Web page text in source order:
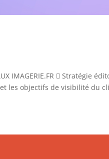
IMAGERIE.FR  Stratégie
les objectifs de visibilité du